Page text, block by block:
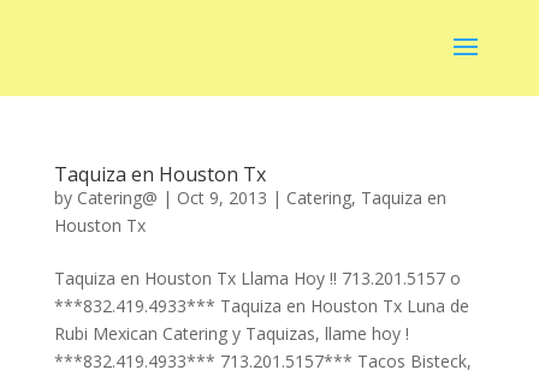
Taquiza en Houston Tx
by Catering@ | Oct 9, 2013 | Catering, Taquiza en
Houston Tx
Taquiza en Houston Tx Llama Hoy !! 713.201.5157 o
***832.419.4933*** Taquiza en Houston Tx Luna de
Rubi Mexican Catering y Taquizas, llame hoy !
***832.419.4933*** 713.201.5157*** Tacos Bisteck,